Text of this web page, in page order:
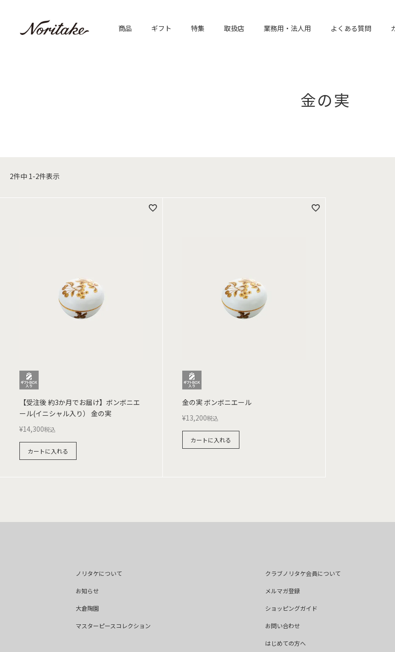
商品 ギフト 特集 取扱店 業務用・法人用 よくある質問
金の実
2件中 1-2件表示
【受注後 約3か月でお届け】ボンボニエ
ール(イニシャル入り） 金の実
¥14,300税込
カートに入れる
金の実 ボンボニエール
¥13,200税込
カートに入れる
ノリタケについて
お知らせ
大倉陶園
マスターピースコレクション
クラブノリタケ会員について
メルマガ登録
ショッピングガイド
お問い合わせ
はじめての方へ